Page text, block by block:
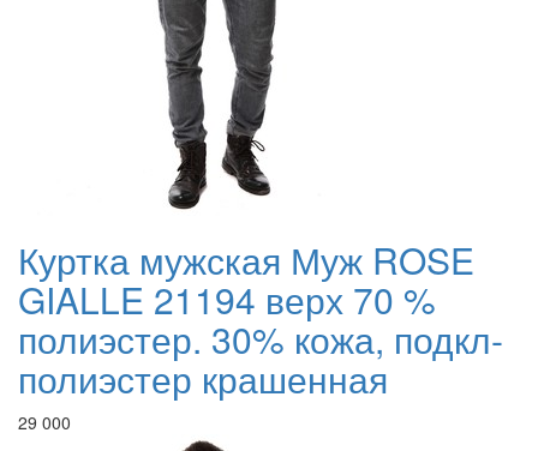
Куртка мужская Муж ROSE
GIALLE 21194 верх 70 %
полиэстер. 30% кожа, подкл-
полиэстер крашенная
29 000